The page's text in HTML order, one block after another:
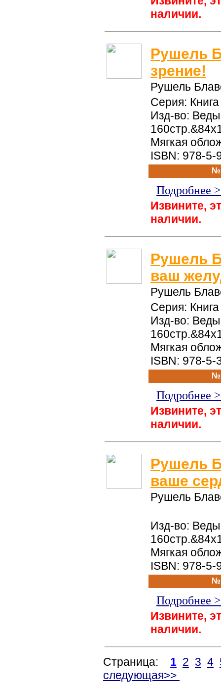
наличии.
Рушель
зрение!
Рушель
Серия:
Изд-во:
Мягкая
ISBN: 978-5-
Подробнее
Извините,
наличии.
Рушель
ваш
Рушель
Серия:
Изд-во:
Мягкая
ISBN: 978-5-
Подробнее
Извините,
наличии.
Рушель
ваше
Рушель
Изд-во:
Мягкая
ISBN: 978-5-
Подробнее
Извините,
наличии.
Страница: 1 2 3 4
следующая>>